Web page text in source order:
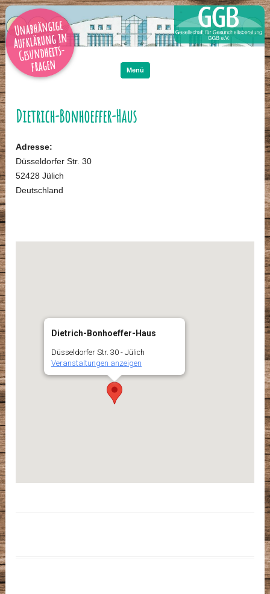
Unabhängige
Aufklärung in
Gesundheits-
fragen Menü
Dietrich-Bonhoeffer-Haus
Adresse:
Düsseldorfer Str. 30
52428 Jülich
Deutschland
Dietrich-Bonhoeffer-Haus
Düsseldorfer Str. 30 - Jülich
Veranstaltungen anzeigen